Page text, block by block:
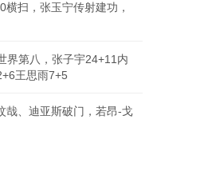
扫，张玉宁传射建功，
界第八，张子宇24+11内
王思雨7+5
哉、迪亚斯破门，若昂-戈